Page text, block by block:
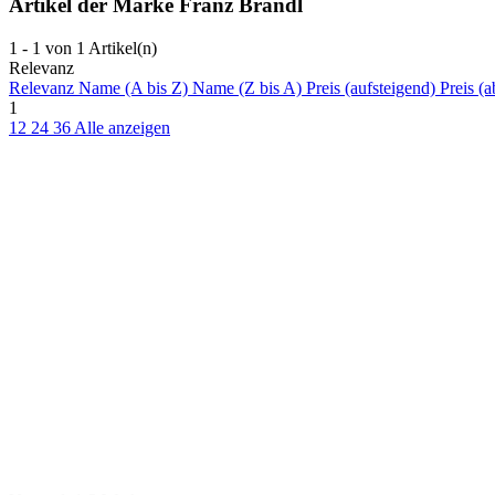
Artikel der Marke Franz Brandl
1 - 1 von 1 Artikel(n)
Relevanz
Relevanz Name (A bis Z) Name (Z bis A) Preis (aufsteigend) Preis
1
12 24 36 Alle anzeigen